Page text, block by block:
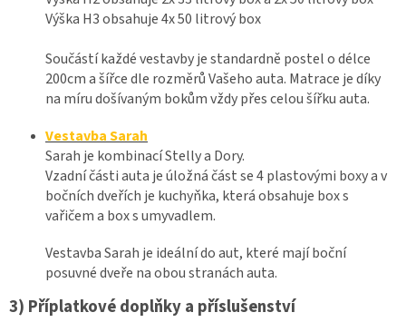
Výška H3 obsahuje 4x 50 litrový box
Součástí každé vestavby je standardně postel o délce
200cm a šířce dle rozměrů Vašeho auta. Matrace je díky
na míru došívaným bokům vždy přes celou šířku auta.
Vestavba Sarah
Sarah je kombinací Stelly a Dory.
Vzadní části auta je úložná část se 4 plastovými boxy a v
bočních dveřích je kuchyňka, která obsahuje box s
vařičem a box s umyvadlem.
Vestavba Sarah je ideální do aut, které mají boční
posuvné dveře na obou stranách auta.
3) Příplatkové doplňky a příslušenství